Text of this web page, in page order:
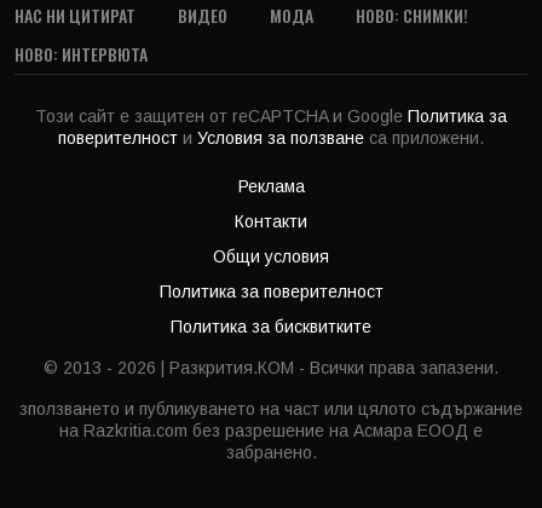
НАС НИ ЦИТИРАТ
ВИДЕО МОДА
НОВО: СНИМКИ!
НОВО: ИНТЕРВЮТА
Този сайт е защитен от reCAPTCHA и Google Политика за
поверителност и Условия за ползване са приложени.
Реклама
Контакти
Общи условия
Политика за поверителност
Политика за бисквитките
© 2013 - 2026 | Разкрития.КОМ - Всички права запазени.
зползването и публикуването на част или цялото съдържание
на Razkritia.com без разрешение на Асмара ЕООД е
забранено.